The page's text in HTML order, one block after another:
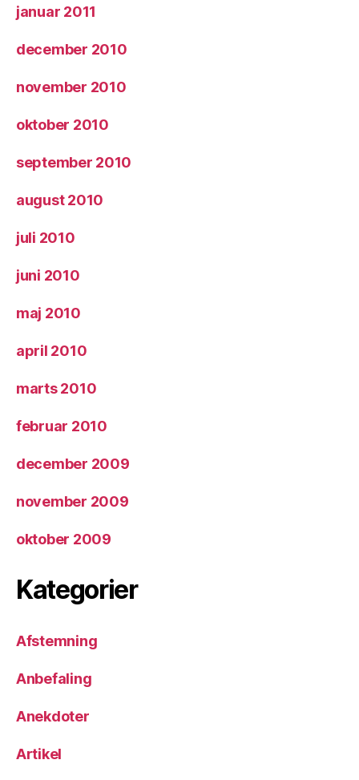
januar 2011
december 2010
november 2010
oktober 2010
september 2010
august 2010
juli 2010
juni 2010
maj 2010
april 2010
marts 2010
februar 2010
december 2009
november 2009
oktober 2009
Kategorier
Afstemning
Anbefaling
Anekdoter
Artikel